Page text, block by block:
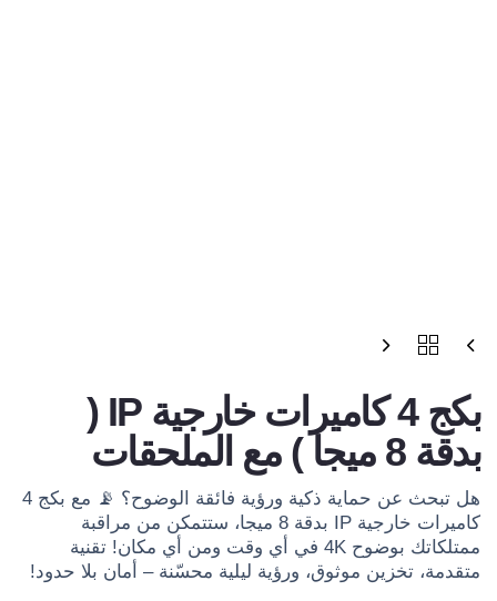
بكج 4 كاميرات خارجية IP (
بدقة 8 ميجا ) مع الملحقات
هل تبحث عن حماية ذكية ورؤية فائقة الوضوح؟ 📡 مع بكج 4
كاميرات خارجية IP بدقة 8 ميجا، ستتمكن من مراقبة
ممتلكاتك بوضوح 4K في أي وقت ومن أي مكان! تقنية
متقدمة، تخزين موثوق، ورؤية ليلية محسّنة – أمان بلا حدود!